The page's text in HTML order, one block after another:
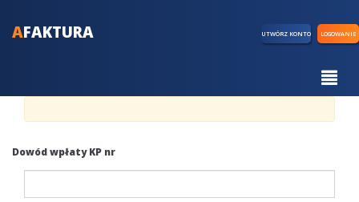
AFAKTURA UTWÓRZ KONTO LOGOWANIE
Dowód wpłaty KP nr